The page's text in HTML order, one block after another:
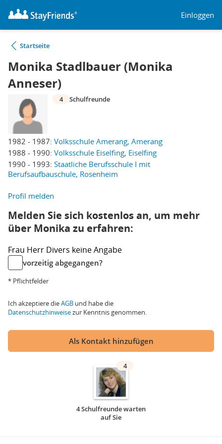
Einloggen
Startseite
Monika Stadlbauer (Monika
Anneser)
1982 - 1987: Volksschule Amerang, Amerang
1988 - 1990: Volksschule Eiselfing, Eiselfing
1990 - 1993: Staatliche Berufsschule I mit
Berufsaufbauschule, Rosenheim
4 Schulfreunde
Profil melden
Melden Sie sich kostenlos an, um mehr
über Monika zu erfahren:
Frau Herr Divers keine Angabe
vorzeitig abgegangen?
* Pflichtfelder
Ich akzeptiere dieAGB und habe die
Datenschutzhinweisezur Kenntnis genommen.
Als Kontakt hinzufügen
4
4 Schulfreunde warten
auf Sie